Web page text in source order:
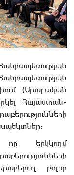
(Արաբական
Հայաստան-
երկկողմ
բոլոր